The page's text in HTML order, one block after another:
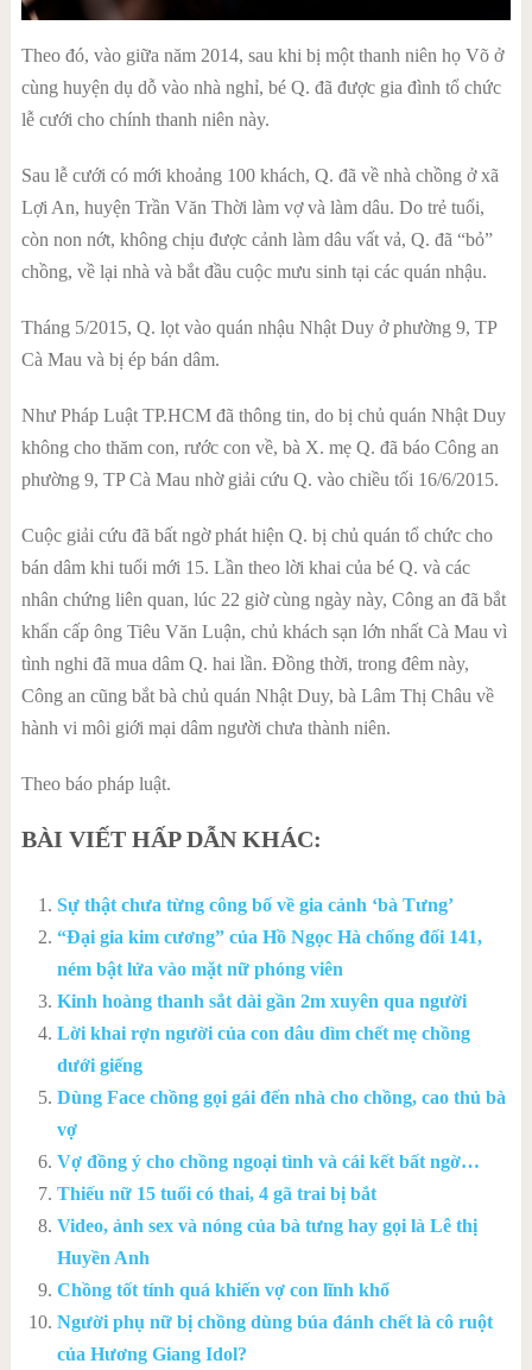
Theo đó, vào giữa năm 2014, sau khi bị một thanh niên họ Võ ở
cùng huyện dụ dỗ vào nhà nghỉ, bé Q. đã được gia đình tổ chức
lễ cưới cho chính thanh niên này.
Sau lễ cưới có mới khoảng 100 khách, Q. đã về nhà chồng ở xã
Lợi An, huyện Trần Văn Thời làm vợ và làm dâu. Do trẻ tuổi,
còn non nớt, không chịu được cảnh làm dâu vất vả, Q. đã “bỏ”
chồng, về lại nhà và bắt đầu cuộc mưu sinh tại các quán nhậu.
Tháng 5/2015, Q. lọt vào quán nhậu Nhật Duy ở phường 9, TP
Cà Mau và bị ép bán dâm.
Như Pháp Luật TP.HCM đã thông tin, do bị chủ quán Nhật Duy
không cho thăm con, rước con về, bà X. mẹ Q. đã báo Công an
phường 9, TP Cà Mau nhờ giải cứu Q. vào chiều tối 16/6/2015.
Cuộc giải cứu đã bất ngờ phát hiện Q. bị chủ quán tổ chức cho
bán dâm khi tuổi mới 15. Lần theo lời khai của bé Q. và các
nhân chứng liên quan, lúc 22 giờ cùng ngày này, Công an đã bắt
khẩn cấp ông Tiêu Văn Luận, chủ khách sạn lớn nhất Cà Mau vì
tình nghi đã mua dâm Q. hai lần. Đồng thời, trong đêm này,
Công an cũng bắt bà chủ quán Nhật Duy, bà Lâm Thị Châu về
hành vi môi giới mại dâm người chưa thành niên.
Theo báo pháp luật.
BÀI VIẾT HẤP DẪN KHÁC:
Sự thật chưa từng công bố về gia cảnh ‘bà Tưng’
“Đại gia kim cương” của Hồ Ngọc Hà chống đối 141,
ném bật lửa vào mặt nữ phóng viên
Kinh hoàng thanh sắt dài gần 2m xuyên qua người
Lời khai rợn người của con dâu dìm chết mẹ chồng
dưới giếng
Dùng Face chồng gọi gái đến nhà cho chồng, cao thủ bà
vợ
Vợ đồng ý cho chồng ngoại tình và cái kết bất ngờ…
Thiếu nữ 15 tuổi có thai, 4 gã trai bị bắt
Video, ảnh sex và nóng của bà tưng hay gọi là Lê thị
Huyền Anh
Chồng tốt tính quá khiến vợ con lĩnh khổ
Người phụ nữ bị chồng dùng búa đánh chết là cô ruột
của Hương Giang Idol?